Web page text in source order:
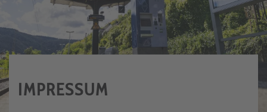
IMPRESSUM